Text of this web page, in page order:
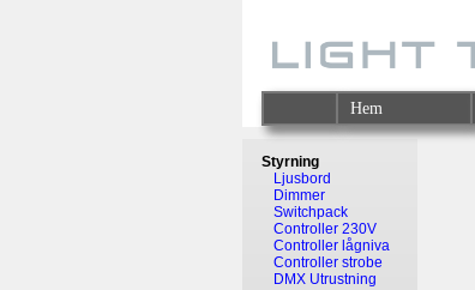
Hem
Styrning
Ljusbord
Dimmer
Switchpack
Controller 230V
Controller lågniva
Controller strobe
DMX Utrustning